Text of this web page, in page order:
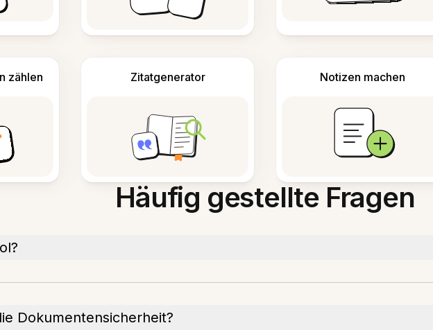
zählen Zitatgenerator Notizen machen
Häufig gestellte Fragen
Dokumentensicherheit?